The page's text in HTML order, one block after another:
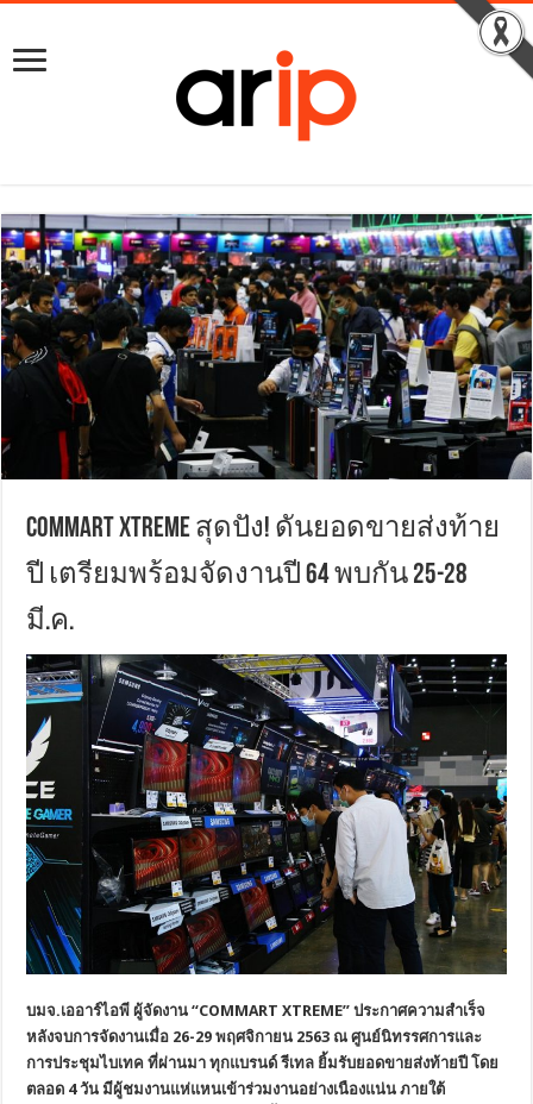
COMMART XTREME สุดปัง! ดันยอดขายส่งท้าย
ปี เตรียมพร้อมจัดงานปี 64 พบกัน 25-28
มี.ค.
บมจ.เออาร์ไอพี ผู้จัดงาน “COMMART XTREME” ประกาศความสำเร็จ
หลังจบการจัดงานเมื่อ 26-29 พฤศจิกายน 2563 ณ ศูนย์นิทรรศการและ
การประชุมไบเทค ที่ผ่านมาทุกแบรนด์ รีเทล ยิ้มรับยอดขายส่งท้ายปี โดย
ตลอด 4 วัน มีผู้ชมงานแห่แหนเข้าร่วมงานอย่างเนืองแน่น ภายใต้